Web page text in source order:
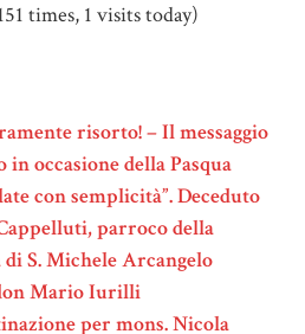
times, 1 visits today)
risorto! – Il messaggio
in occasione della Pasqua
con semplicità”. Deceduto
parroco della
S. Michele Arcangelo
Mario Iurilli
per mons. Nicola